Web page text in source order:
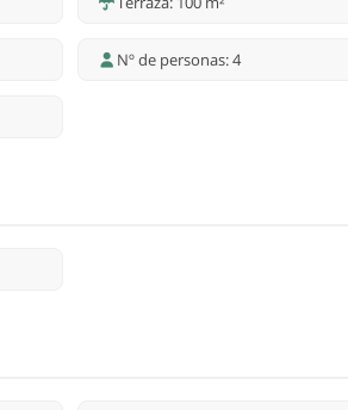
Nº de personas: 4